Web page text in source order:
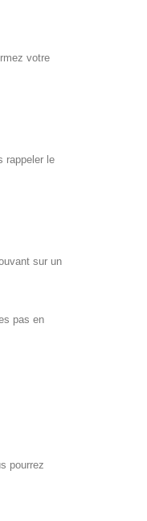
votre
rappeler le
sur un
pas en
pourrez